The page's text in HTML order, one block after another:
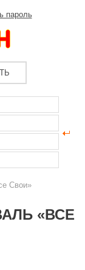
пароль
Свои»
«ВСЕ